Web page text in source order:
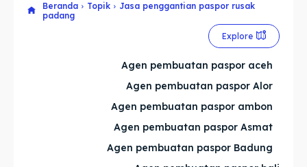
Explore our destinations
Explore our destinations
Beranda Topik
Jasa penggantian paspor rusak
padang
Explore
Agen pembuatan paspor aceh
Agen pembuatan paspor Alor
Agen pembuatan paspor ambon
Agen pembuatan paspor Asmat
Agen pembuatan paspor Badung